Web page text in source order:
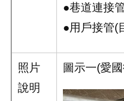
●巷道連接
●用戶接管(
照片
說明
圖示一(愛